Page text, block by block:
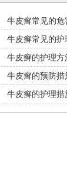
牛皮癣常见的危
牛皮癣常见的
牛皮癣的护理方
牛皮癣的预防措
牛皮癣的护理措